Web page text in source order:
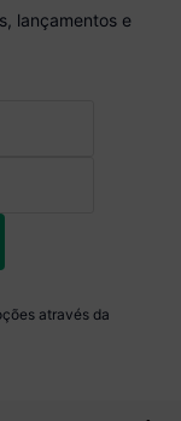
lançamentos e
através da